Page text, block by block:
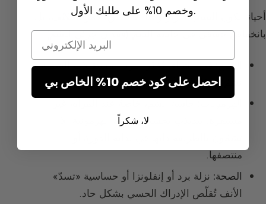
أحياناً يكون السبب فيزيولوجياً. لا يتعلق الأمر بالتكيّف، بل
بانخفاض حقيقي في حاسة الشم (فقدان جزئي للشم):
المناخ:في الشتاء، يُخدّر البرد المستقبلات الشمية.
نشمّ بشكل أسوأ.
مستقرة. تتذبذب بحسب الدورة الهرمونية. لا
منتصفها.
الصحة: نزلة برد أو إنفلونزا أو حساسية «تسدّ»
الأنف تُقلّص الإدراك الحسي بشكل حاد.
وخصم 10% على طلبك الأول.
احصل على كود خصم 10% الخاص بي
لا، شكراً